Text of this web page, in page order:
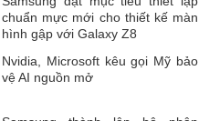
chuẩn mực mới cho thiết kế màn
hình gập với Galaxy Z8
Nvidia, Microsoft kêu gọi Mỹ bảo
vệ AI nguồn mở